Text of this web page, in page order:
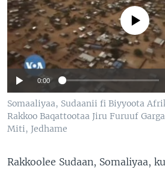
No media source
0:00
Somaaliyaa, Sudaanii fi Biyyoota
Rakkoo Baqattootaa Jiru Furuuf
Miti, Jedhame
Rakkoolee Sudaan, Somaliyaa,